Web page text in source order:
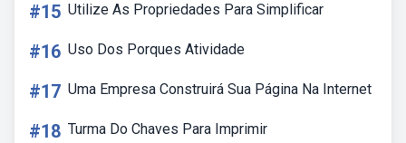
#15 Utilize As Propriedades Para Simplificar
#16 Uso Dos Porques Atividade
#17 Uma Empresa Construirá Sua Página Na Internet
#18 Turma Do Chaves Para Imprimir